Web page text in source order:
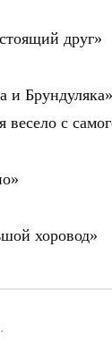
друг»
и Брундуляка»
с
хоровод»